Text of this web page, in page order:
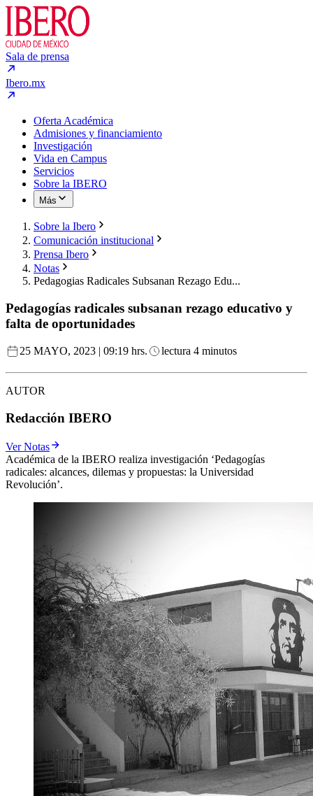
Sala de prensa
Ibero.mx
Oferta Académica
Admisiones y financiamiento
Investigación
Vida en Campus
Servicios
Sobre la IBERO
Más
Sobre la Ibero
Comunicación institucional
Prensa Ibero
Notas
Pedagogias Radicales Subsanan Rezago Edu...
Pedagogías radicales subsanan rezago educativo y
falta de oportunidades
25 MAYO, 2023 | 09:19 hrs. lectura 4 minutos
AUTOR
Redacción IBERO
Ver Notas
Académica de la IBERO realiza investigación ‘Pedagogías
radicales: alcances, dilemas y propuestas: la Universidad
Revolución’.